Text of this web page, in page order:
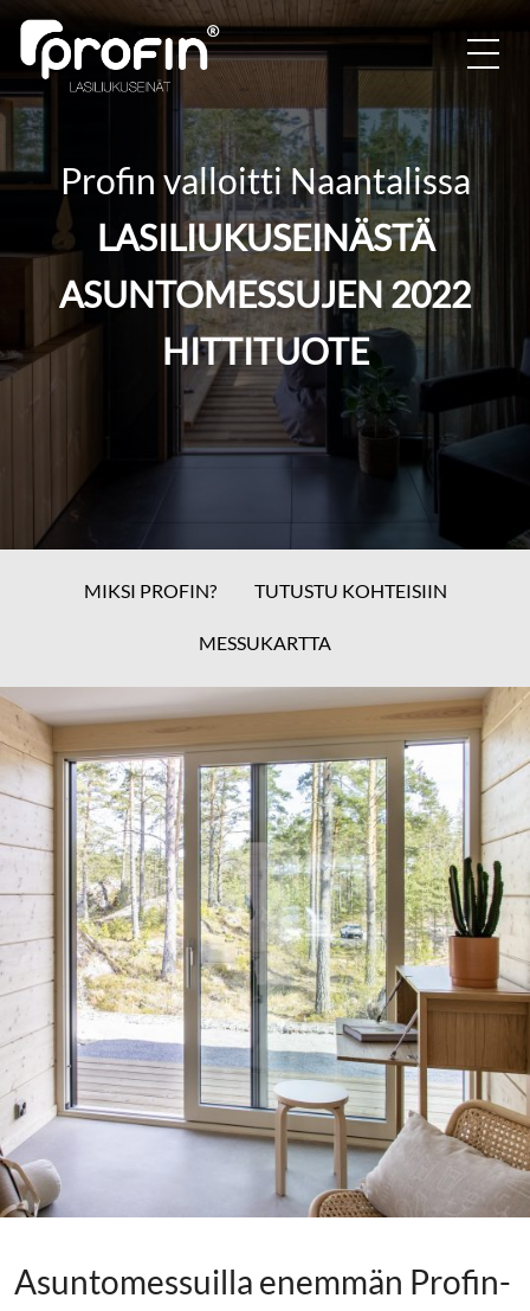
Profin valloitti Naantalissa
LASILIUKUSEINÄSTÄ
ASUNTOMESSUJEN 2022
HITTITUOTE
MIKSI PROFIN? TUTUSTU KOHTEISIIN
MESSUKARTTA
Asuntomessuilla enemmän Profin-